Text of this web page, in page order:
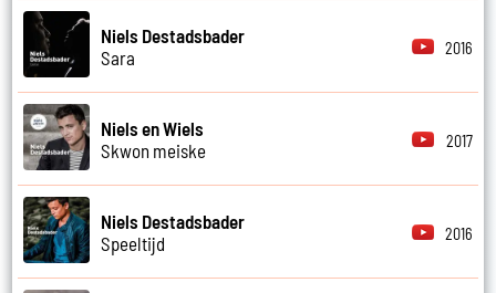
Niels Destadsbader
Sara
2016
Niels en Wiels
Skwon meiske
2017
Niels Destadsbader
Speeltijd
2016